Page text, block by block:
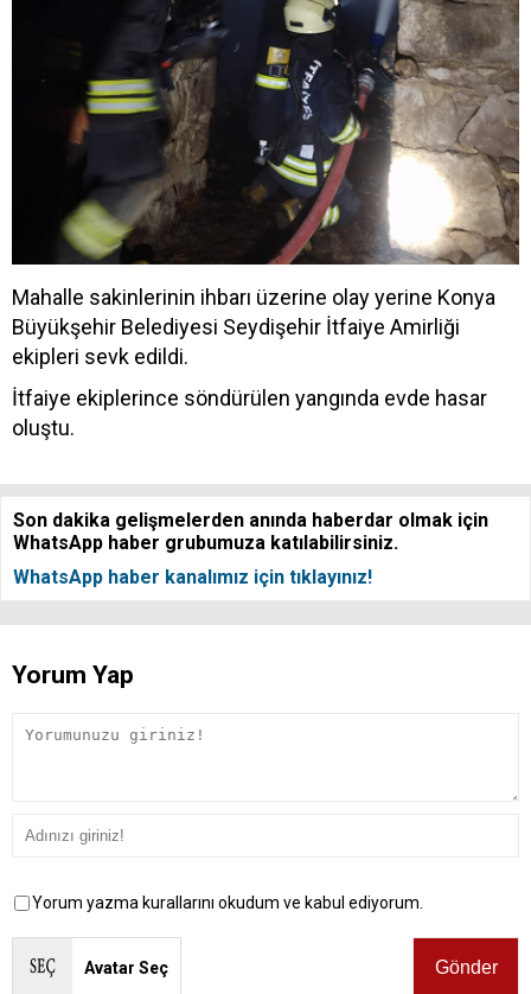
Mahalle sakinlerinin ihbarı üzerine olay yerine Konya
Büyükşehir Belediyesi Seydişehir İtfaiye Amirliği
ekipleri sevk edildi.
İtfaiye ekiplerince söndürülen yangında evde hasar
oluştu.​​​​​​​
Son dakika gelişmelerden anında haberdar olmak için
WhatsApp haber grubumuza katılabilirsiniz.
WhatsApp haber kanalımız için tıklayınız!
Yorum Yap
Yorum yazma kurallarını okudum ve kabul ediyorum.
Avatar Seç